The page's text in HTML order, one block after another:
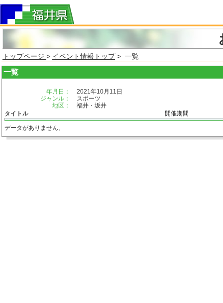
トップページ > イベント情報トップ> 一覧
一覧
年月日：
2021年10月11日
ジャンル：
スポーツ
地区：
福井・坂井
タイトル
開催期間
データがありません。